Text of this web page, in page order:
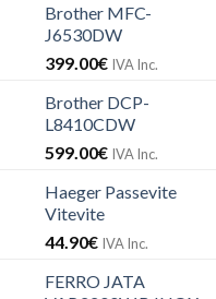
Brother MFC-
J6530DW
399.00€ IVA Inc.
Brother DCP-
L8410CDW
599.00€ IVA Inc.
Haeger Passevite
Vitevite
44.90€ IVA Inc.
FERRO JATA